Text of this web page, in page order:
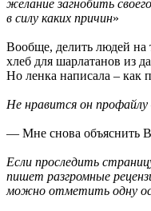
желание загнобить
в силу каких причин»
Вообще, делить людей на
хлеб для шарлатанов из
Но ленка написала – как
Не нравится он
— Мне снова объяснить
Если проследить
пишет разгромные
можно отметить одну